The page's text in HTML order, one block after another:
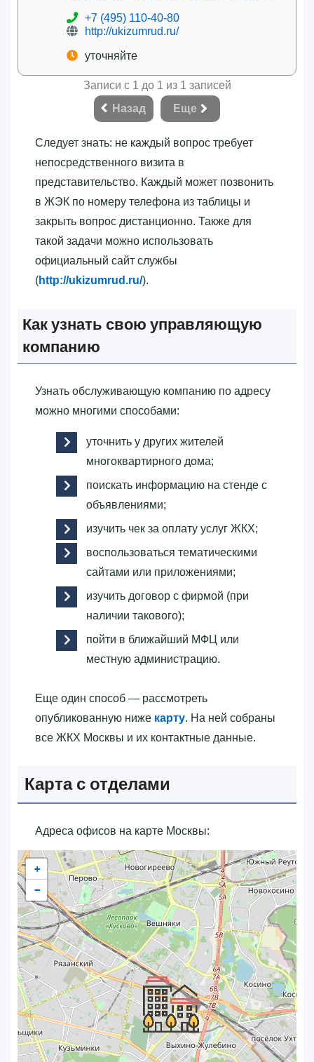
+7 (495) 110-40-80
http://ukizumrud.ru/
уточняйте
Записи с 1 до 1 из 1 записей
Назад
Еще
Следует знать: не каждый вопрос требует
непосредственного визита в
представительство. Каждый может позвонить
в ЖЭК по номеру телефона из таблицы и
закрыть вопрос дистанционно. Также для
такой задачи можно использовать
официальный сайт службы
(http://ukizumrud.ru/).
Как узнать свою управляющую
компанию
Узнать обслуживающую компанию по адресу
можно многими способами:
уточнить у других жителей
многоквартирного дома;
поискать информацию на стенде с
объявлениями;
изучить чек за оплату услуг ЖКХ;
воспользоваться тематическими
сайтами или приложениями;
изучить договор с фирмой (при
наличии такового);
пойти в ближайший МФЦ или
местную администрацию.
Еще один способ — рассмотреть
опубликованную ниже карту. На ней собраны
все ЖКХ Москвы и их контактные данные.
Карта с отделами
Адреса офисов на карте Москвы:
+
−